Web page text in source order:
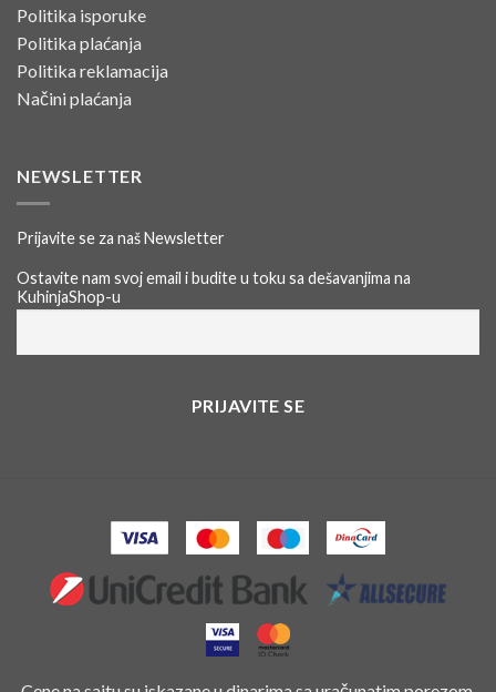
Politika isporuke
Politika plaćanja
Politika reklamacija
Načini plaćanja
NEWSLETTER
Prijavite se za naš Newsletter
Ostavite nam svoj email i budite u toku sa dešavanjima na
KuhinjaShop-u